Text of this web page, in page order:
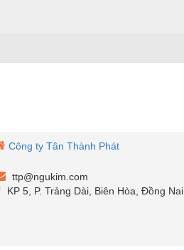
Công ty Tân Thành Phát
ttp@ngukim.com
KP 5, P. Trảng Dài, Biên Hòa, Đồng Nai